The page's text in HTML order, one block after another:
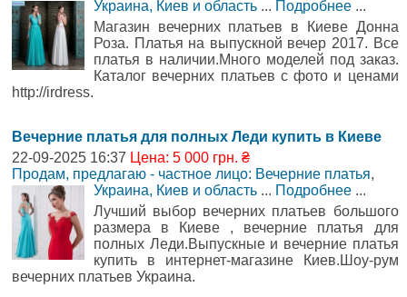
Украина, Киев и область ... Подробнее ...
Магазин вечерних платьев в Киеве Донна
Роза. Платья на выпускной вечер 2017. Все
платья в наличии.Много моделей под заказ.
Каталог вечерних платьев с фото и ценами
http://irdress.
Вечерние платья для полных Леди купить в Киеве
22-09-2025 16:37 Цена: 5 000 грн. ₴
Продам, предлагаю - частное лицо: Вечерние платья,
Украина, Киев и область ... Подробнее ...
Лучший выбор вечерних платьев большого
размера в Киеве , вечерние платья для
полных Леди.Выпускные и вечерние платья
купить в интернет-магазине Киев.Шоу-рум
вечерних платьев Украина.